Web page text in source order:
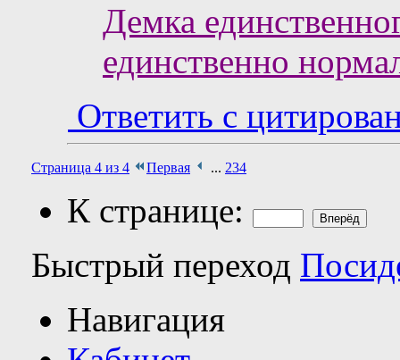
Демка
единственно
Ответить с
Страница 4 из 4 Первая ... 234
К странице:
Быстрый переход
Навигация